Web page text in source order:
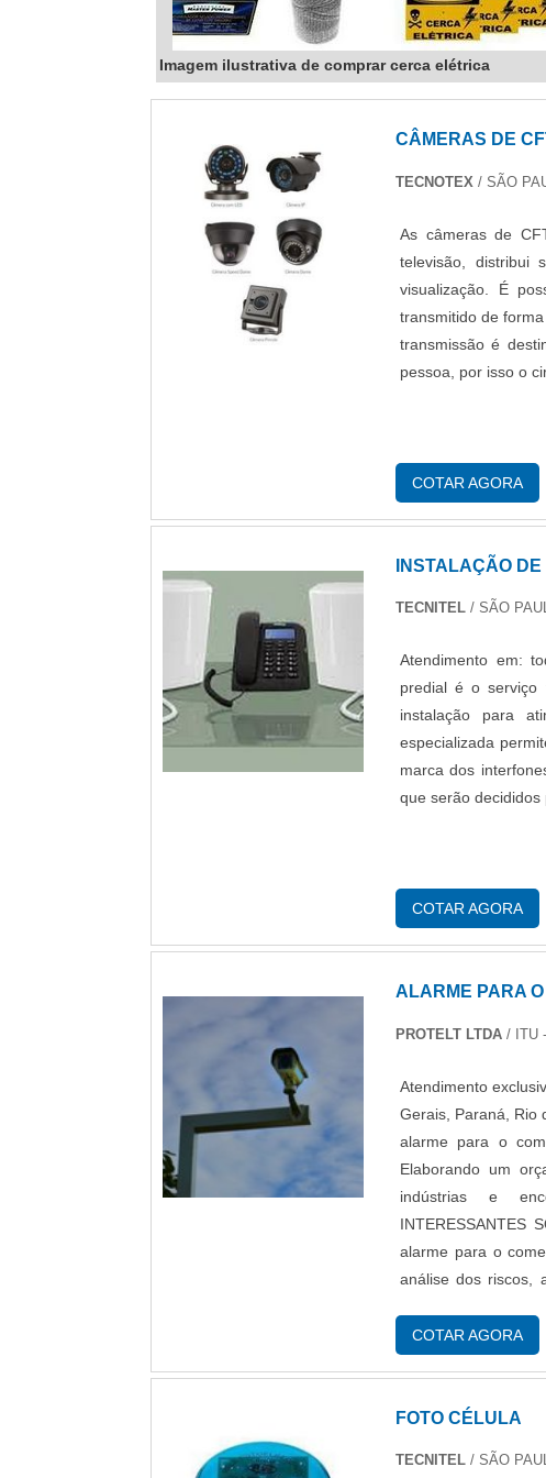
Imagem ilustrativa de comprar cerca elétrica
CÂMERAS DE
TECNOTEX / SÃO
As câmeras de
televisão, distribui
visualização. É
transmitido de
transmissão é
pessoa, por isso o
COTAR AGORA
INSTALAÇÃO
TECNITEL/ SÃO
Atendimento em:
predial é o serviço
instalação para
especializada
marca dos
que serão decididos
COTAR AGORA
ALARME PARA
PROTELT LTDA/ ITU
Atendimento
Gerais, Paraná, Rio
alarme para o
Elaborando um
indústrias e
INTERESSANTES
alarme para o
análise dos riscos,
canaliza sua
Não obstante,
COTAR AGORA
FOTO CÉLULA
TECNITEL/ SÃO